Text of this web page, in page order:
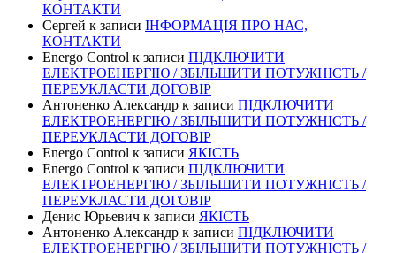
КОНТАКТИ
Сергей к записи ІНФОРМАЦІЯ ПРО НАС,
КОНТАКТИ
Energo Control к записи ПІДКЛЮЧИТИ
ЕЛЕКТРОЕНЕРГІЮ / ЗБІЛЬШИТИ ПОТУЖНІСТЬ /
ПЕРЕУКЛАСТИ ДОГОВІР
Антоненко Александр к записи ПІДКЛЮЧИТИ
ЕЛЕКТРОЕНЕРГІЮ / ЗБІЛЬШИТИ ПОТУЖНІСТЬ /
ПЕРЕУКЛАСТИ ДОГОВІР
Energo Control к записи ЯКІСТЬ
Energo Control к записи ПІДКЛЮЧИТИ
ЕЛЕКТРОЕНЕРГІЮ / ЗБІЛЬШИТИ ПОТУЖНІСТЬ /
ПЕРЕУКЛАСТИ ДОГОВІР
Денис Юрьевич к записи ЯКІСТЬ
Антоненко Александр к записи ПІДКЛЮЧИТИ
ЕЛЕКТРОЕНЕРГІЮ / ЗБІЛЬШИТИ ПОТУЖНІСТЬ /